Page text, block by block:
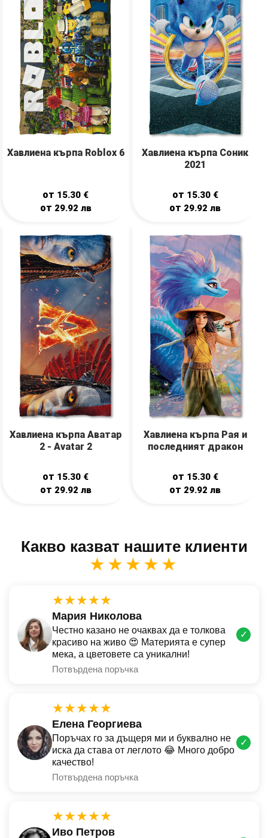
Хавлиена кърпа Roblox 6
от 15.30 €
от 29.92 лв
Хавлиена кърпа Соник
2021
от 15.30 €
от 29.92лв
Хавлиена кърпа Аватар
2 - Avatar 2
от 15.30 €
от 29.92 лв
Хавлиена кърпа Рая и
последният дракон
от 15.30 €
от 29.92лв
Какво казват нашите клиенти
★★★★★
★★★★★
Мария Николова
Честно казано не очаквах да е толкова
красиво на живо 😍 Материята е супер
мека, а цветовете са уникални!
Потвърдена поръчка
✓
★★★★★
Елена Георгиева
Поръчах го за дъщеря ми и буквално не
иска да става от леглото 😂 Много добро
качество!
Потвърдена поръчка
✓
★★★★★
Иво Петров